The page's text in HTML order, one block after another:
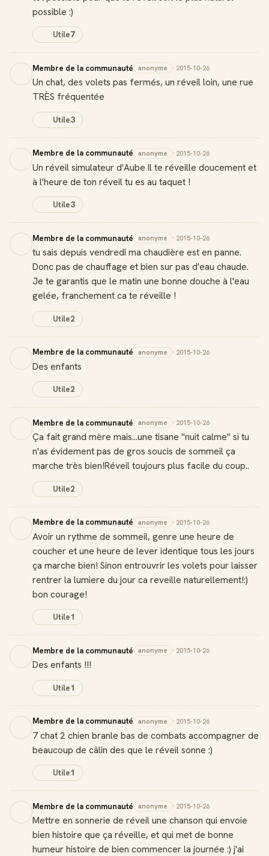
possible :)
Utile7
Membre de la communauté anonyme · 2015-10-26
Un chat, des volets pas fermés, un réveil loin, une rue
TRÈS fréquentée
Utile3
Membre de la communauté anonyme · 2015-10-26
Un réveil simulateur d'Aube Il te réveille doucement et
à l'heure de ton réveil tu es au taquet !
Utile3
Membre de la communauté anonyme · 2015-10-26
tu sais depuis vendredi ma chaudière est en panne.
Donc pas de chauffage et bien sur pas d'eau chaude.
Je te garantis que le matin une bonne douche à l'eau
gelée, franchement ca te réveille !
Utile2
Membre de la communauté anonyme · 2015-10-26
Des enfants
Utile2
Membre de la communauté anonyme · 2015-10-26
Ça fait grand mère mais...une tisane ''nuit calme'' si tu
n'as évidement pas de gros soucis de sommeil ça
marche très bien!Réveil toujours plus facile du coup..
Utile2
Membre de la communauté anonyme · 2015-10-26
Avoir un rythme de sommeil, genre une heure de
coucher et une heure de lever identique tous les jours
ça marche bien! Sinon entrouvrir les volets pour laisser
rentrer la lumiere du jour ca reveille naturellement!:)
bon courage!
Utile1
Membre de la communauté anonyme · 2015-10-26
Des enfants !!!
Utile1
Membre de la communauté anonyme · 2015-10-26
7 chat 2 chien branle bas de combats accompagner de
beaucoup de câlin des que le réveil sonne :)
Utile1
Membre de la communauté anonyme · 2015-10-26
Mettre en sonnerie de réveil une chanson qui envoie
bien histoire que ça réveille, et qui met de bonne
humeur histoire de bien commencer la journée :) j'ai